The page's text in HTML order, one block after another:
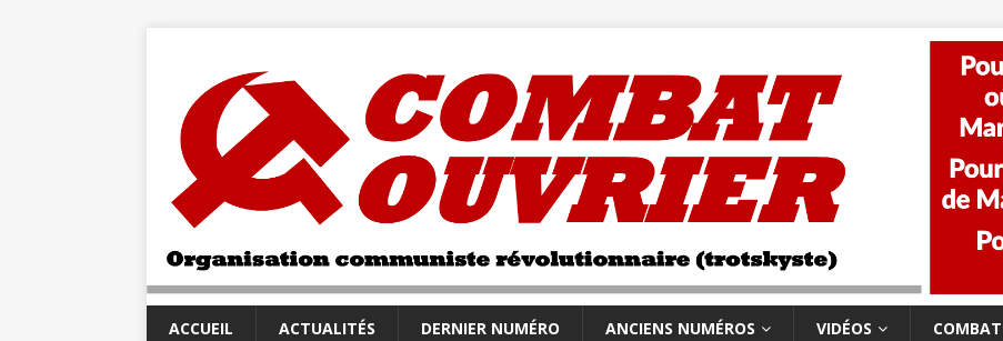
ACCUEIL ACTUALITÉS DERNIER NUMÉRO ANCIENS NUMÉROS VIDÉOS